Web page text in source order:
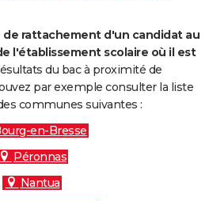
de rattachement d'un candidat au
l'établissement scolaire où il est
du bac à proximité de
par exemple consulter la liste
communes suivantes :
en-Bresse
Péronnas
Nantua